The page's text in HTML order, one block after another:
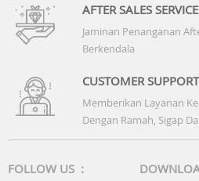
AFTER SALES SERVICE
Jaminan Penanganan
Berkendala
CUSTOMER SUPPORT
Memberikan Layanan
Dengan Ramah, Sigap
FOLLOW US :